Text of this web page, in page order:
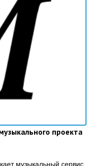
проекта
музыкальный сервис